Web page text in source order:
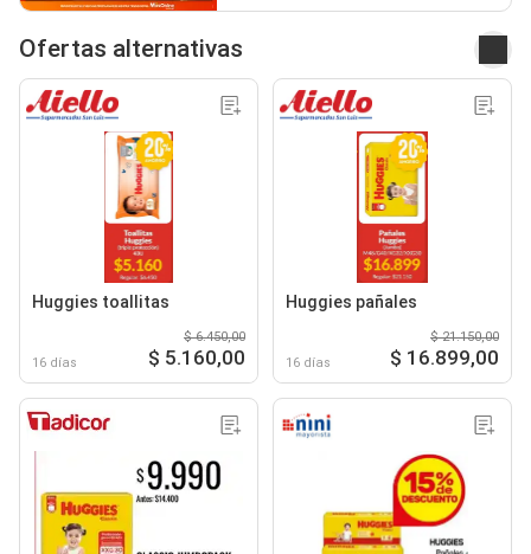
Ofertas alternativas
Huggies toallitas
16 días
$ 6.450,00
$ 5.160,00
Huggies pañales
16 días
$ 21.150,00
$ 16.899,00